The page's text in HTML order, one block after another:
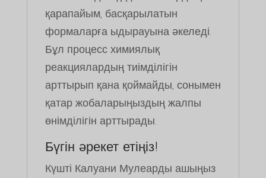
қарапайым, басқарылатын
формаларға ыдырауына әкеледі.
Бұл процесс химиялық
реакциялардың тиімділігін
арттырып қана қоймайды, сонымен
қатар жобаларыңыздың жалпы
өнімділігін арттырады.
Бүгін әрекет етіңіз!
Күшті Калуани Мулеарды ашыңыз